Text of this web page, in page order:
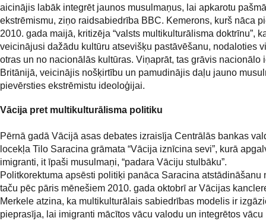
aicinājis labāk integrēt jaunos musulmaņus, lai apkarotu
ekstrēmismu, ziņo raidsabiedrība BBC. Kemerons, kurš nāca
2010. gada maijā, kritizēja “valsts multikulturālisma doktrīnu”,
veicinājusi dažādu kultūru atsevišķu pastāvēšanu, nodaloties
otras un no nacionālās kultūras. Viņaprāt, tas grāvis nacionālo
Britānijā, veicinājis nošķirtību un pamudinājis daļu jauno
pievērsties ekstrēmistu ideoloģijai.
Vācija pret multikulturālisma politiku
Pērnā gadā Vācijā asas debates izraisīja Centrālās bankas
locekļa Tilo Saracina grāmata “Vācija iznīcina sevi”, kurā
imigranti, it īpaši musulmaņi, “padara Vāciju stulbāku”.
Politkorektuma apsēsti politiķi panāca Saracina atstādināšanu
taču pēc pāris mēnešiem 2010. gada oktobrī ar Vācijas
Merkele atzina, ka multikulturālais sabiedrības modelis ir
pieprasīja, lai imigranti mācītos vācu valodu un integrētos vācu